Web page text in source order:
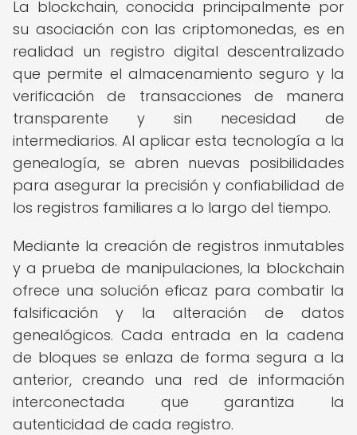
La blockchain, conocida principalmente por
su asociación con las criptomonedas, es en
realidad un registro digital descentralizado
que permite el almacenamiento seguro y la
verificación de transacciones de manera
transparente y sin necesidad de
intermediarios. Al aplicar esta tecnología a la
genealogía, se abren nuevas posibilidades
para asegurar la precisión y confiabilidad de
los registros familiares a lo largo del tiempo.
Mediante la creación de registros inmutables
y a prueba de manipulaciones, la blockchain
ofrece una solución eficaz para combatir la
falsificación y la alteración de datos
genealógicos. Cada entrada en la cadena
de bloques se enlaza de forma segura a la
anterior, creando una red de información
interconectada que garantiza la
autenticidad de cada registro.